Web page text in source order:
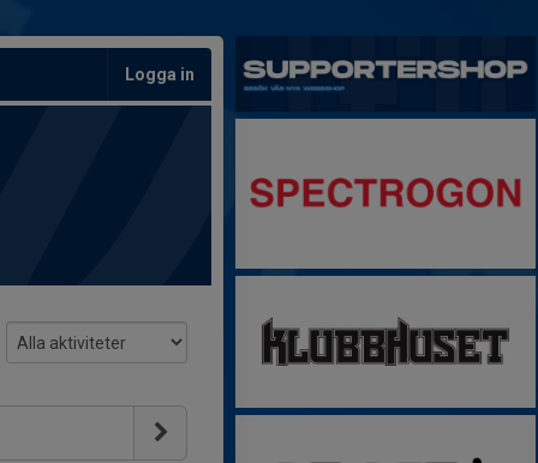
Logga in